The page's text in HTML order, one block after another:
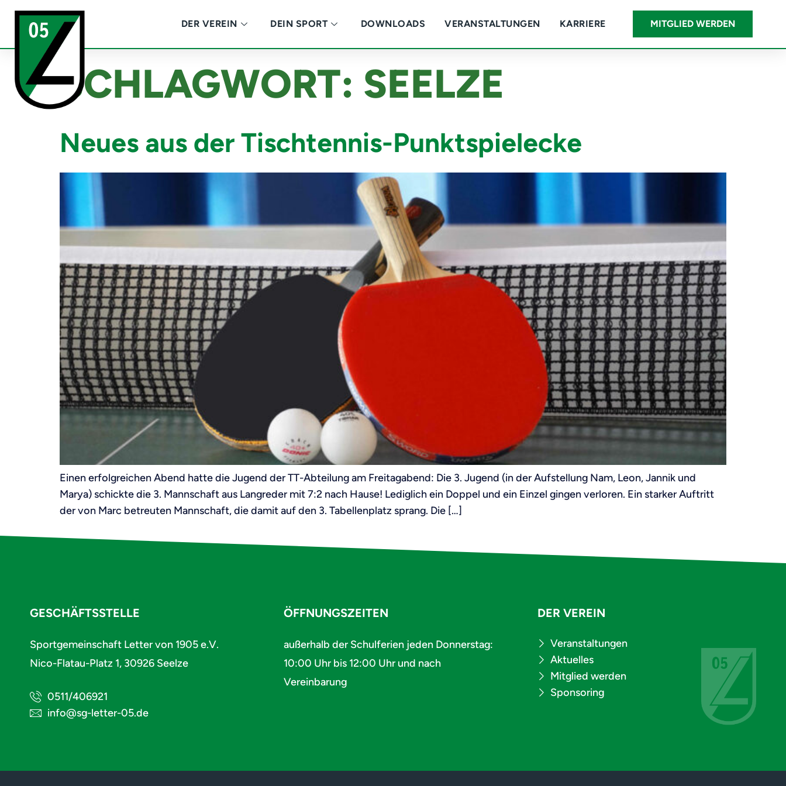
DER VEREIN DEIN SPORT DOWNLOADS VERANSTALTUNGEN KARRIERE MITGLIED WERDEN
SCHLAGWORT: SEELZE
Neues aus der Tischtennis-Punktspielecke
Einen erfolgreichen Abend hatte die Jugend der TT-Abteilung am Freitagabend: Die 3. Jugend (in der Aufstellung Nam, Leon, Jannik und
Marya) schickte die 3. Mannschaft aus Langreder mit 7:2 nach Hause! Lediglich ein Doppel und ein Einzel gingen verloren. Ein starker Auftritt
der von Marc betreuten Mannschaft, die damit auf den 3. Tabellenplatz sprang. Die […]
GESCHÄFTSSTELLE
Sportgemeinschaft Letter von 1905 e.V.
Nico-Flatau-Platz 1, 30926 Seelze
0511/406921
info@sg-letter-05.de
ÖFFNUNGSZEITEN
außerhalb der Schulferien jeden Donnerstag:
10:00 Uhr bis 12:00 Uhr und nach
Vereinbarung
DER VEREIN
Veranstaltungen
Aktuelles
Mitglied werden
Sponsoring